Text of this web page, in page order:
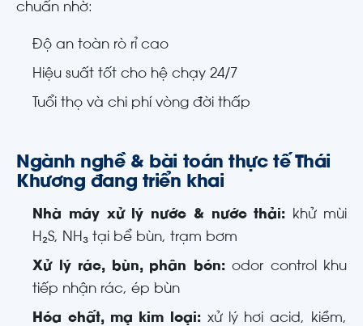
chuẩn nhờ:
Độ an toàn rò rỉ cao
Hiệu suất tốt cho hệ chạy 24/7
Tuổi thọ và chi phí vòng đời thấp
Ngành nghề & bài toán thực tế Thái
Khương đang triển khai
Nhà máy xử lý nước & nước thải: khử mùi
H₂S, NH₃ tại bể bùn, trạm bơm
Xử lý rác, bùn, phân bón:odor control khu
tiếp nhận rác, ép bùn
Hóa chất, mạ kim loại: xử lý hơi acid, kiềm,